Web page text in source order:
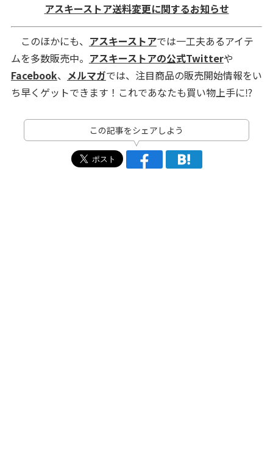
アスキーストア送料変更に関するお知らせ
このほかにも、 アスキーストアでは一工夫あるアイテ
ムを多数販売中。 アスキーストアの公式Twitterや
Facebook、 メルマガでは、注目商品の販売開始情報をい
ち早くゲットできます！これであなたも買い物上手に⁉
この記事をシェアしよう